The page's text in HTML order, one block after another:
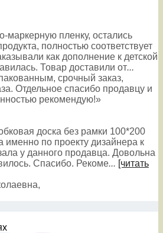
маркерную пленку, остались
полностью соответствует
как дополнение к детской
Товар доставили от...
срочный заказ,
Отдельное спасибо продавцу и
рекомендую!»
доска без рамки 100*200
именно по проекту дизайнера к
у данного продавца. Довольна
Спасибо. Рекоме... [читать
,